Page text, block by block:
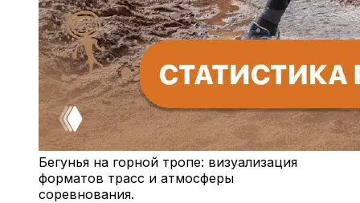
Бегунья на горной тропе: визуализация
форматов трасс и атмосферы
соревнования.